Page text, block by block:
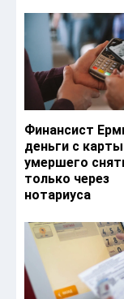
Финансист
деньги с карты
умершего
только через
нотариуса